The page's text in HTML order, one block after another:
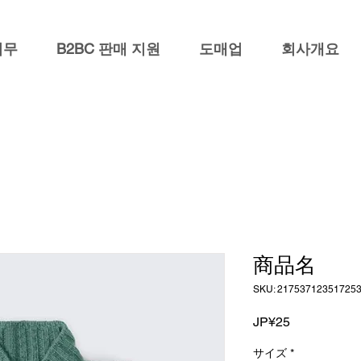
무 B2BC 판매 지원 도매업 회사개요
商品名
SKU: 217537123517253
JP¥25가
サイズ *